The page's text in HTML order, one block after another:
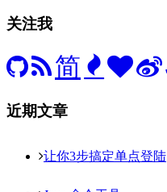
关注我
简
近期文章
让你3步搞定单点登陆